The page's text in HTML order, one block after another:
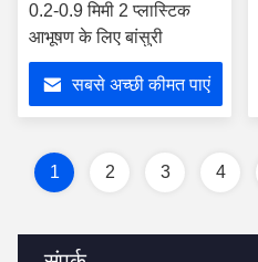
0.2-0.9 मिमी 2 प्लास्टिक
आभूषण के लिए बांसुरी
सबसे अच्छी कीमत पाएं
1 2 3 4